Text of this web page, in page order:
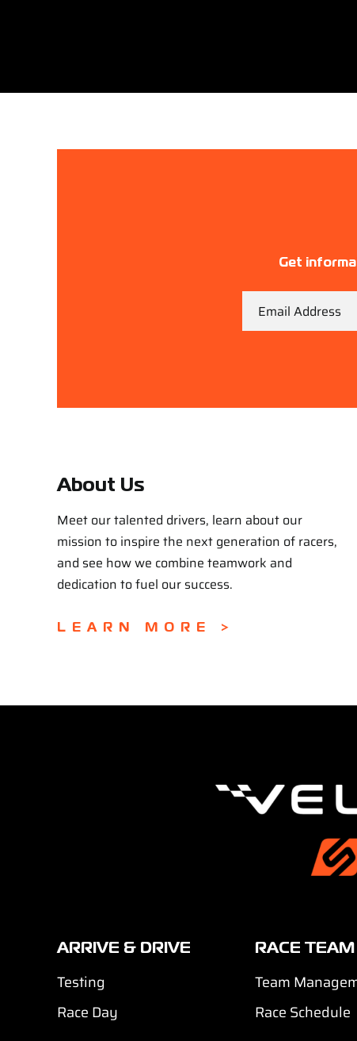
Get
About Us
Meet our talented drivers, learn about our
mission to inspire the next generation of racers,
and see how we combine teamwork and
dedication to fuel our success.
LEARN MORE >
ARRIVE & DRIVE
Testing
Race Day
RACE TEAM
Team
Race Schedule